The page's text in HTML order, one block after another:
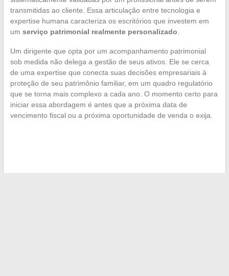
transmitidas ao cliente. Essa articulação entre tecnologia e
expertise humana caracteriza os escritórios que investem em
um serviço patrimonial realmente personalizado.
Um dirigente que opta por um acompanhamento patrimonial
sob medida não delega a gestão de seus ativos. Ele se cerca
de uma expertise que conecta suas decisões empresariais à
proteção de seu patrimônio familiar, em um quadro regulatório
que se torna mais complexo a cada ano. O momento certo para
iniciar essa abordagem é antes que a próxima data de
vencimento fiscal ou a próxima oportunidade de venda o exija.